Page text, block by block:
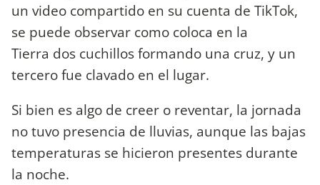
un video compartido en su cuenta de TikTok,
se puede observar como coloca en la
Tierra dos cuchillos formando una cruz, y un
tercero fue clavado en el lugar.
Si bien es algo de creer o reventar, la jornada
no tuvo presencia de lluvias, aunque las bajas
temperaturas se hicieron presentes durante
la noche.